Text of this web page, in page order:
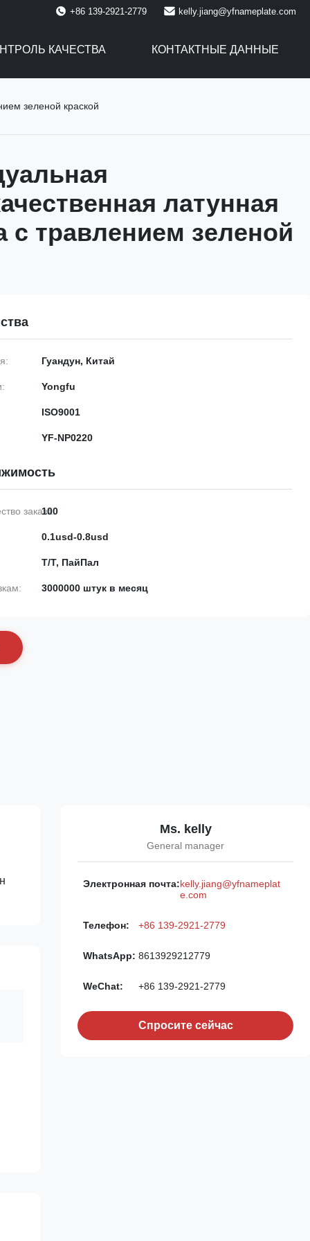
+86 139-2921-2779 kelly.jiang@yfnameplate.com
КАЧЕСТВА КОНТАКТНЫЕ ДАННЫЕ
зеленой краской
латунная
с травлением зеленой
Гуандун, Китай
Yongfu
ISO9001
YF-NP0220
заказа:
100
0.1usd-0.8usd
Т/Т, ПайПал
3000000 штук в месяц
Ms. kelly
General manager
Электронная почта:kelly.jiang@yfnameplat
e.com
Телефон: +86 139-2921-2779
WhatsApp: 8613929212779
WeChat: +86 139-2921-2779
Спросите сейчас